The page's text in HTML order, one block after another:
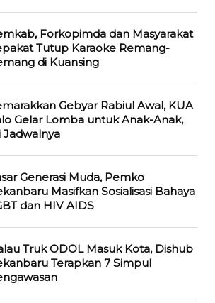
Forkopimda dan Masyarakat
Tutup Karaoke Remang-
di Kuansing
Gebyar Rabiul Awal, KUA
Gelar Lomba untuk Anak-Anak,
Jadwalnya
Generasi Muda, Pemko
Masifkan Sosialisasi Bahaya
dan HIV AIDS
Truk ODOL Masuk Kota, Dishub
Terapkan 7 Simpul